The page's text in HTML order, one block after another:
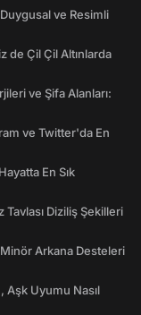
ve Resimli
de Çil Çil Altınlarda
ve Şifa Alanları:
ve Twitter'da En
En Sık
Tavlası Diziliş Şekilleri
Arkana Desteleri
Uyumu Nasıl